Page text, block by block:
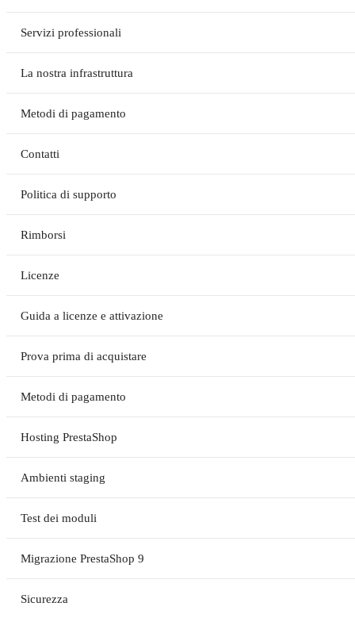
Servizi professionali
La nostra infrastruttura
Metodi di pagamento
Contatti
Politica di supporto
Rimborsi
Licenze
Guida a licenze e attivazione
Prova prima di acquistare
Metodi di pagamento
Hosting PrestaShop
Ambienti staging
Test dei moduli
Migrazione PrestaShop 9
Sicurezza